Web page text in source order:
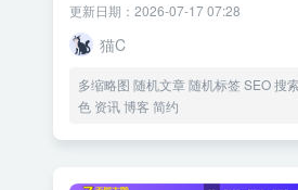
更新日期：2026-07-17 07:28
猫C
多缩略图 随机文章 随机标签 SEO 搜
色 资讯 博客 简约